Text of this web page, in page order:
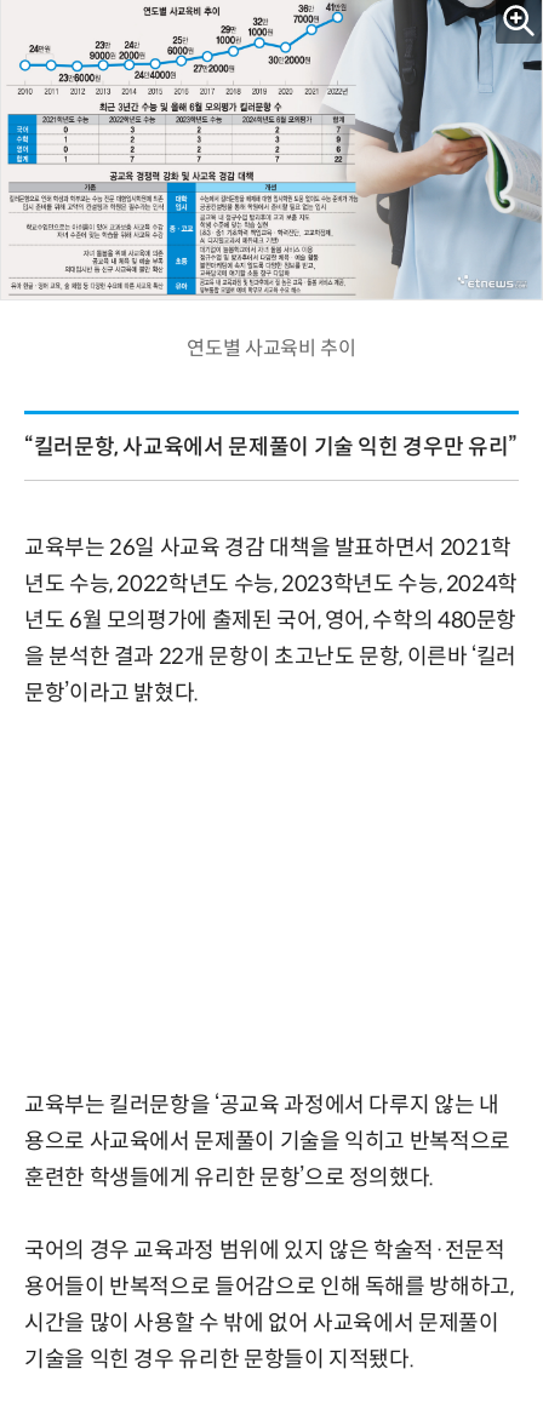
연도별 사교육비 추이
“킬러문항, 사교육에서 문제풀이 기술 익힌 경우만 유리”
교육부는 26일 사교육 경감 대책을 발표하면서 2021학
년도 수능, 2022학년도 수능, 2023학년도 수능, 2024학
년도 6월 모의평가에 출제된 국어, 영어, 수학의 480문항
을 분석한 결과 22개 문항이 초고난도 문항, 이른바 ‘킬러
문항’이라고 밝혔다.
교육부는 킬러문항을 ‘공교육 과정에서 다루지 않는 내
용으로 사교육에서 문제풀이 기술을 익히고 반복적으로
훈련한 학생들에게 유리한 문항’으로 정의했다.
국어의 경우 교육과정 범위에 있지 않은 학술적·전문적
용어들이 반복적으로 들어감으로 인해 독해를 방해하고,
시간을 많이 사용할 수 밖에 없어 사교육에서 문제풀이
기술을 익힌 경우 유리한 문항들이 지적됐다.